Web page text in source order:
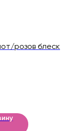
розов блеск